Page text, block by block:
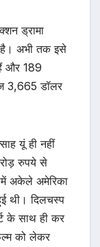
ड्रामा
है। अभी तक इसे
और 189
3,665 डॉलर
यूं ही नहीं
रुपये से
अकेले अमेरिका
थी। दिलचस्प
के साथ ही कर
को लेकर